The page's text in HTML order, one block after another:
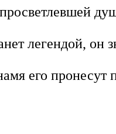
легендой, он
его пронесут